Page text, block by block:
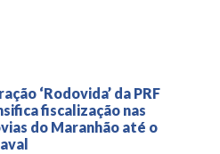
‘Rodovida’ da PRF
fiscalização nas
do Maranhão até o